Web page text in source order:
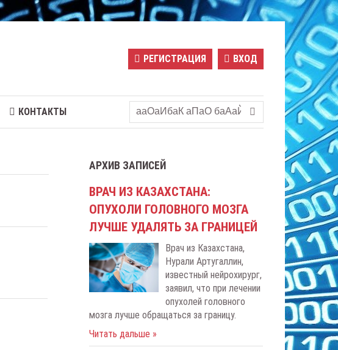
РЕГИСТРАЦИЯ ВХОД
КОНТАКТЫ
АРХИВ ЗАПИСЕЙ
ВРАЧ ИЗ КАЗАХСТАНА:
ОПУХОЛИ ГОЛОВНОГО МОЗГА
ЛУЧШЕ УДАЛЯТЬ ЗА ГРАНИЦЕЙ
Врач из Казахстана,
Нурали Артугаллин,
известный нейрохирург,
заявил, что при лечении
опухолей головного
мозга лучше обращаться за границу.
Читать дальше »